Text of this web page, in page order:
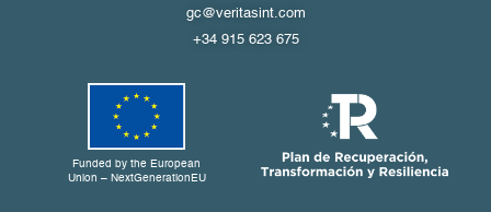
gc@veritasint.com
+34 915 623 675
Funded by the European
Union – NextGenerationEU